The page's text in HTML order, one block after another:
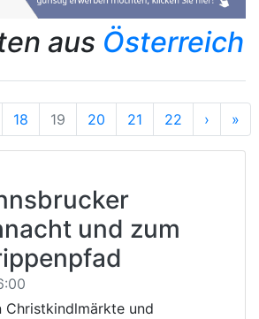
aus Österreich
18 19 20 21 22 › »
und zum
Christkindlmärkte und